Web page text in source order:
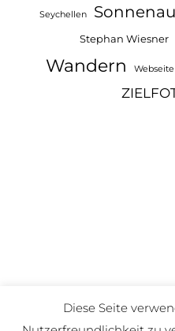
Seychellen
Stephan Wiesner
Wandern
Diese Seite